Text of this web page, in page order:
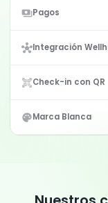
paymentsPagos
hubIntegración
qr_code_scannerCheck-in con QR
paletteMarca Blanca